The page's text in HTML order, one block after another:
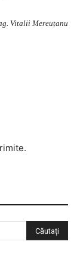
Vitalii Mereuțanu